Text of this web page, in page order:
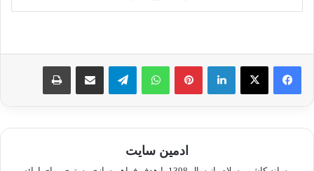
لینکدین پینترستواتس آپ تلگرام اشتراک گذاری از طریق ایمیل چاپ
ادمین سایت